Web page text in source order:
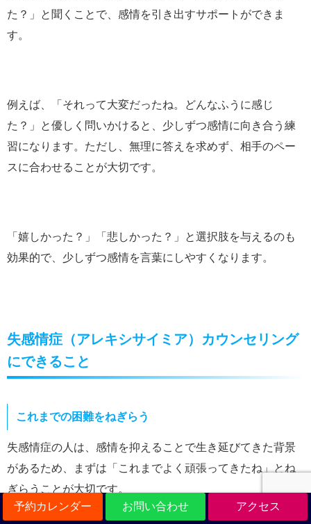
予約カレンダー お問い合わせ アクセス
た？」と聞くことで、感情を引き出すサポートができま
す。
例えば、「それって大変だったね。どんなふうに感じ
た？」と優しく問いかけると、少しずつ感情に向き合う練
習になります。ただし、無理に答えを求めず、相手のペー
スに合わせることが大切です。
「嬉しかった？」「悲しかった？」と選択肢を与えるのも
効果的で、少しずつ感情を言葉にしやすくなります。
失感情症（アレキシサイミア）カウンセリング
にできること
これまでの困難をねぎらう
失感情症の人は、感情を抑えることで生き延びてきた背景
があるため、まずは「これまでよく頑張ってきたね」とね
ぎらうことが大切です。